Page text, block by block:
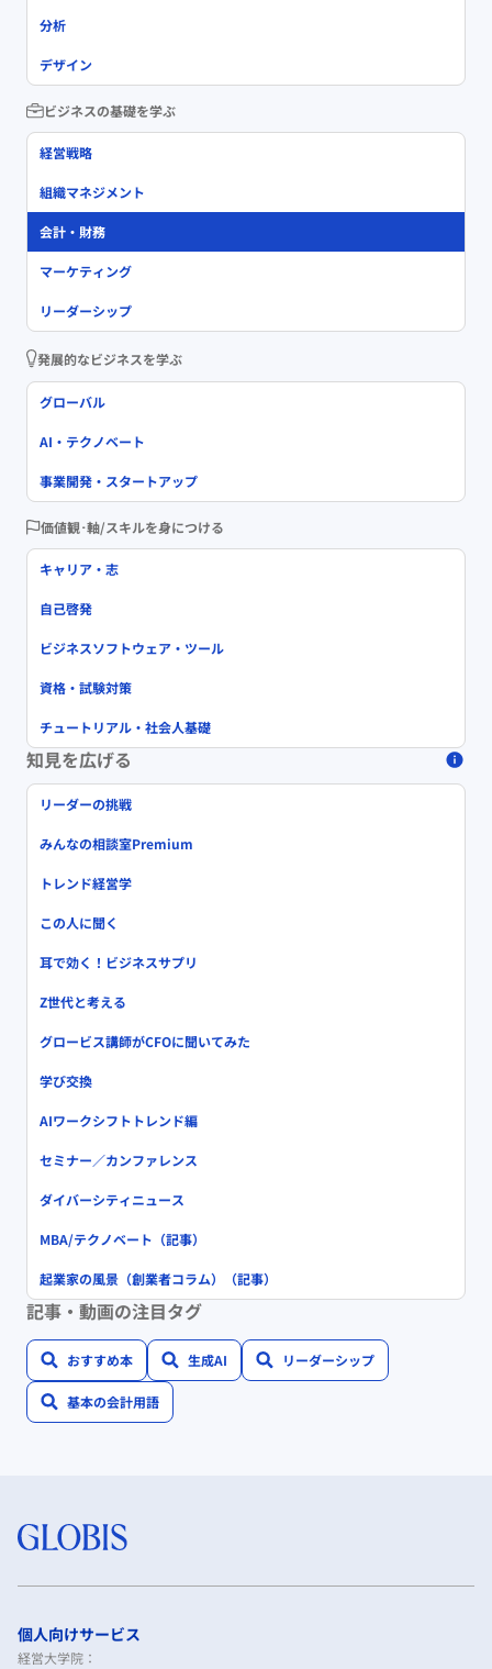
分析
デザイン
ビジネスの基礎を学ぶ
経営戦略
組織マネジメント
会計・財務
マーケティング
リーダーシップ
発展的なビジネスを学ぶ
グローバル
AI・テクノベート
事業開発・スタートアップ
価値観･軸/スキルを身につける
キャリア・志
自己啓発
ビジネスソフトウェア・ツール
資格・試験対策
チュートリアル・社会人基礎
知見を広げる
リーダーの挑戦
みんなの相談室Premium
トレンド経営学
この人に聞く
耳で効く！ビジネスサプリ
Z世代と考える
グロービス講師がCFOに聞いてみた
学び交換
AIワークシフトトレンド編
セミナー／カンファレンス
ダイバーシティニュース
MBA/テクノベート（記事）
起業家の風景（創業者コラム）（記事）
記事・動画の注目タグ
おすすめ本 生成AI リーダーシップ
基本の会計用語
個人向けサービス
経営大学院：